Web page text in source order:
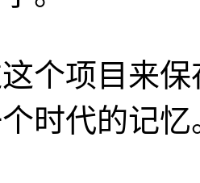
个项目来
时代的记忆